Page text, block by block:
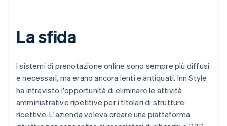
La sfida
I sistemi di prenotazione online sono sempre più diffusi
e necessari, ma erano ancora lenti e antiquati. Inn Style
ha intravisto l'opportunità di eliminare le attività
amministrative ripetitive per i titolari di strutture
ricettive. L'azienda voleva creare una piattaforma